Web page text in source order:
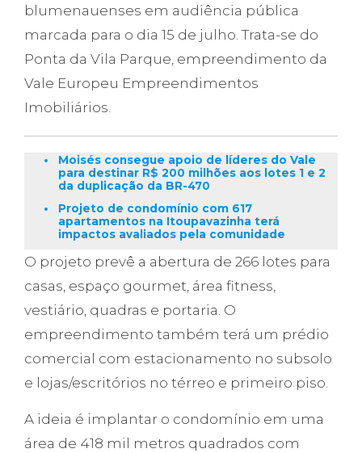
blumenauenses em audiência pública
marcada para o dia 15 de julho. Trata-se do
Ponta da Vila Parque, empreendimento da
Vale Europeu Empreendimentos
Imobiliários.
Moisés consegue apoio de líderes do Vale
para destinar R$ 200 milhões aos lotes 1 e 2
da duplicação da BR-470
Projeto de condomínio com 617
apartamentos na Itoupavazinha terá
impactos avaliados pela comunidade
O projeto prevê a abertura de 266 lotes para
casas, espaço gourmet, área fitness,
vestiário, quadras e portaria. O
empreendimento também terá um prédio
comercial com estacionamento no subsolo
e lojas/escritórios no térreo e primeiro piso.
A ideia é implantar o condomínio em uma
área de 418 mil metros quadrados com